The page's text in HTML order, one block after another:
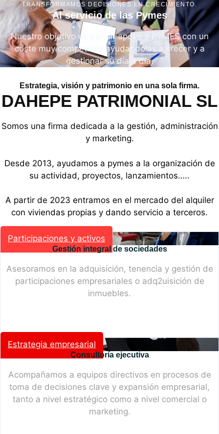
TRANSFORMAMOS DECISIONES EN CRECIMIENTO.
Al servicio de las Pymes
Nuestro objetivo es dar un apoyo a PYMES con un
coste muy competitivo ayudandolas a crecer y a
gestionar su día a día.
Estrategia, visión y patrimonio en una sola firma.
DAHEPE PATRIMONIAL SL
Somos una firma dedicada a la gestión, administración
y marketing.
Desde 2013, ayudamos a pymes a la organización de
su actividad, proyectos, lanzamientos…..
A partir de 2023 entramos en el mercado del alquiler
con viviendas propias y dando servicio a terceros.
Participaciones y activos
Gestión integral de sociedades
Asesoramos en la adquisición, tenencia y gestión de
participaciones empresariales o adq2uisición de
inmuebles.
Estrategia empresarial
Consultoría ejecutiva
Acompañamos a equipos directivos en procesos de
toma de decisiones clave y expansión empresarial,
tanto a nivel estratégico como a nivel comercial o
marketing.